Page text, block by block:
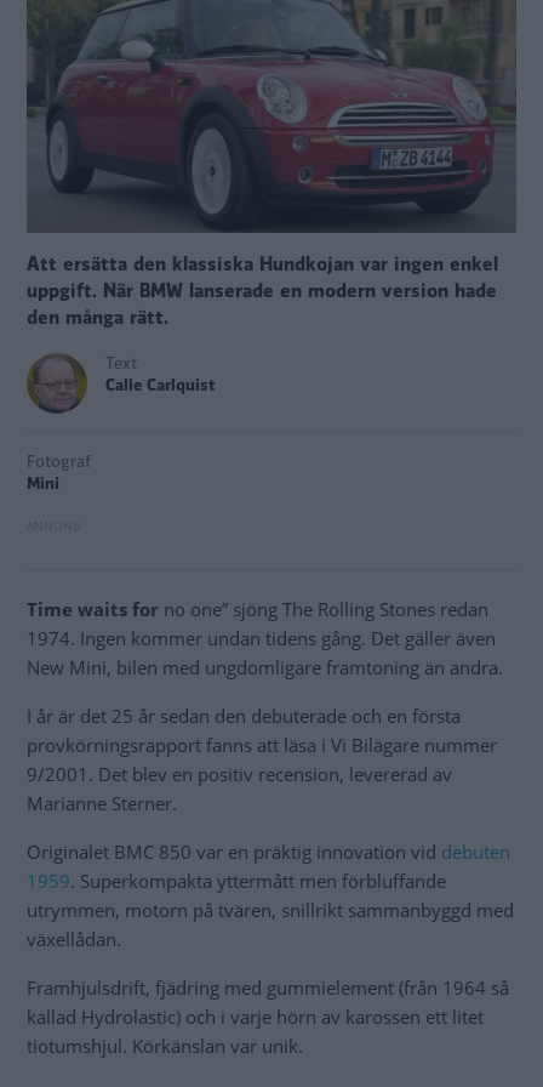
Att ersätta den klassiska Hundkojan var ingen enkel
uppgift. När BMW lanserade en modern version hade
den många rätt.
Text
Calle Carlquist
Fotograf
Mini
Time waits for no one” sjöng The Rolling Stones redan
1974. Ingen kommer undan tidens gång. Det gäller även
New Mini, bilen med ungdomligare framtoning än andra.
I år är det 25 år sedan den debuterade och en första
provkörningsrapport fanns att läsa i Vi Bilägare nummer
9/2001. Det blev en positiv recension, levererad av
Marianne Sterner.
Originalet BMC 850 var en präktig innovation vid debuten
1959. Superkompakta yttermått men förbluffande
utrymmen, motorn på tvären, snillrikt sammanbyggd med
växellådan.
Framhjulsdrift, fjädring med gummielement (från 1964 så
kallad Hydrolastic) och i varje hörn av karossen ett litet
tiotumshjul. Körkänslan var unik.